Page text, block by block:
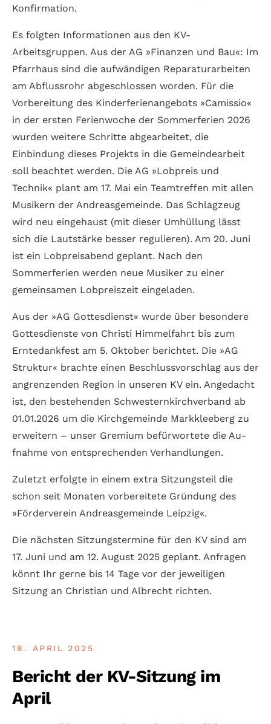
Konfirmation.
Es folgten Informationen aus den KV-
Arbeitsgruppen. Aus der AG »Finanzen und Bau«: Im
Pfarrhaus sind die auf­wändigen Reparatur­arbeiten
am Abflussrohr abgeschlossen worden. Für die
Vorbereitung des Kinder­ferien­angebots »Camissio«
in der ersten Ferien­woche der Sommer­ferien 2026
wurden weitere Schritte abgearbeitet, die
Einbindung dieses Projekts in die Gemeindearbeit
soll beachtet werden. Die AG »Lobpreis und
Technik« plant am 17. Mai ein Teamtreffen mit allen
Musikern der Andreas­gemeinde. Das Schlagzeug
wird neu eingehaust (mit dieser Umhüllung lässt
sich die Lautstärke besser regulieren). Am 20. Juni
ist ein Lobpreisabend geplant. Nach den
Sommerferien werden neue Musiker zu einer
gemeinsamen Lob­preis­zeit eingeladen.
Aus der »AG Gottes­dienst« wurde über besondere
Gottesdienste von Christi Himmelfahrt bis zum
Erntedank­fest am 5. Oktober berichtet. Die »AG
Struktur« brachte einen Beschluss­vorschlag aus der
angren­zenden Region in unseren KV ein. Angedacht
ist, den bestehenden Schwestern­kirchverband ab
01.01.2026 um die Kirchgemeinde Markkleeberg zu
erweitern – unser Gremium befür­wortete die Au­
fnahme von entsprechenden Ver­handlungen.
Zuletzt erfolgte in einem extra Sitzungsteil die
schon seit Monaten vorbereitete Gründung des
»Förder­verein Andreas­gemeinde Leipzig«.
Die nächsten Sitzungstermine für den KV sind am
17. Juni und am 12. August 2025 geplant. Anfragen
könnt Ihr gerne bis 14 Tage vor der jeweiligen
Sitzung an Christian und Albrecht richten.
18. APRIL 2025
Bericht der KV-Sitzung im
April